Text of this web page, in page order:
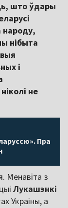
што ўдары
народу,
нібыта
і
не
Пра
Менавіта з
Лукашэнкі
Украіны, а